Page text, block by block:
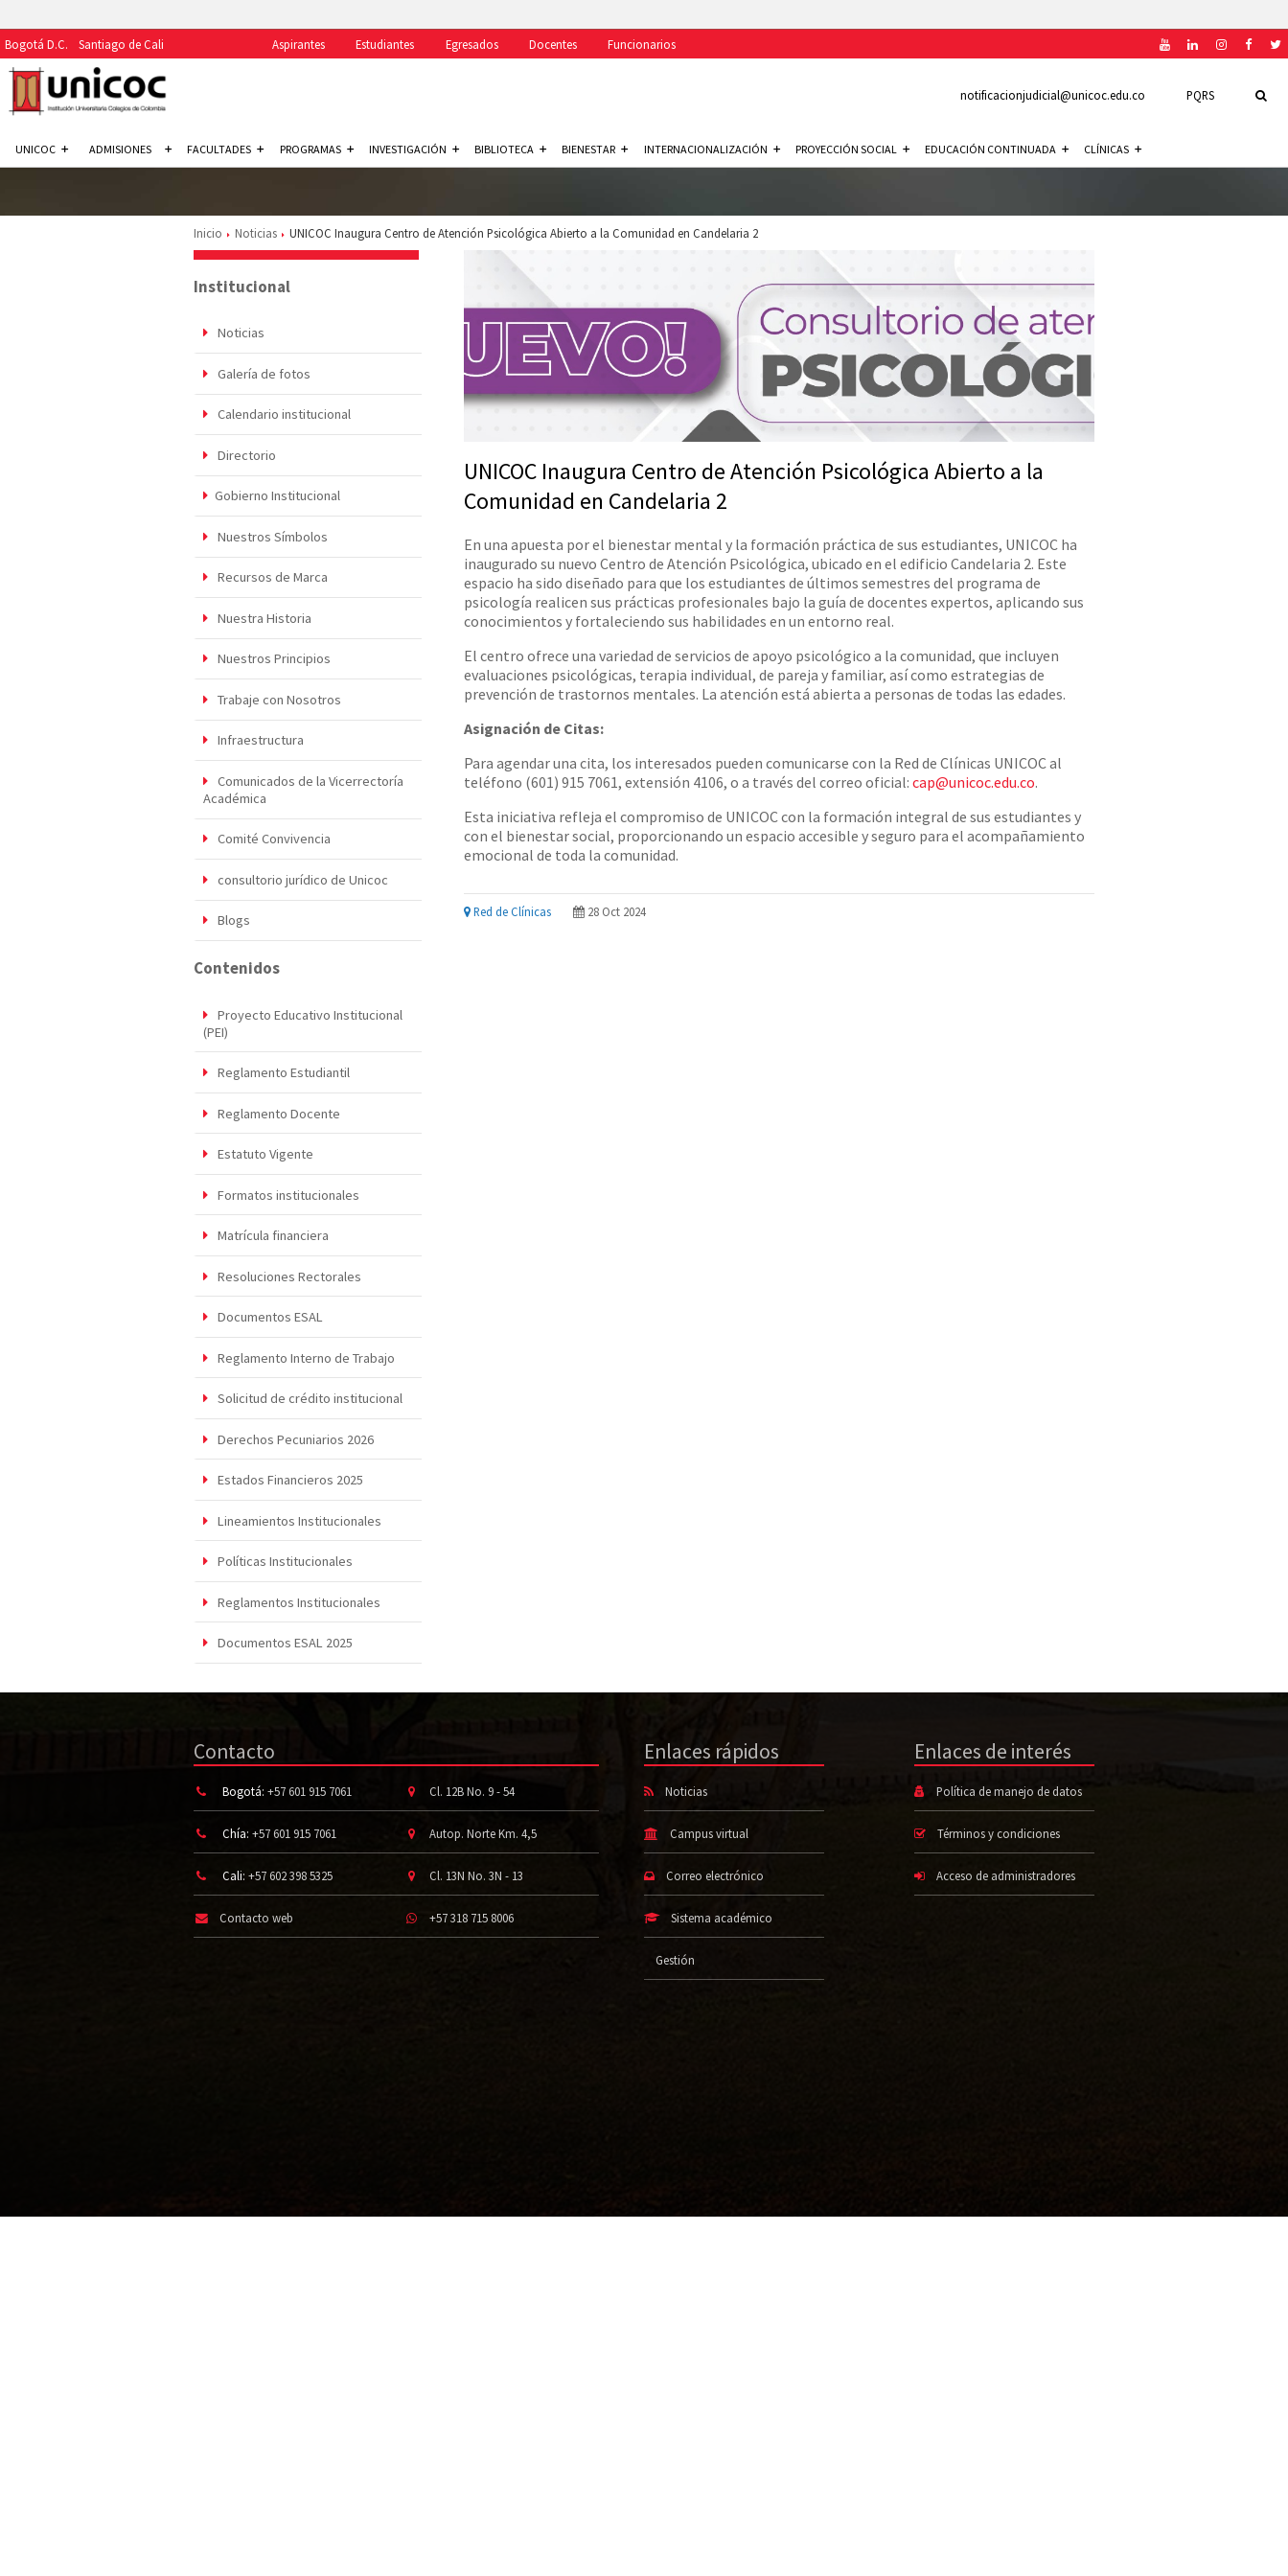
Bogotá D.C. Santiago de Cali Aspirantes Estudiantes Egresados Docentes Funcionarios
PQRS
notificacionjudicial@unicoc.edu.co
UNICOC ADMISIONES FACULTADES PROGRAMAS INVESTIGACIÓN BIBLIOTECA BIENESTAR INTERNACIONALIZACIÓN PROYECCIÓN SOCIAL EDUCACIÓN CONTINUADA CLÍNICAS
Inicio Noticias UNICOC Inaugura Centro de Atención Psicológica Abierto a la Comunidad en Candelaria 2
Institucional
Noticias
Galería de fotos
Calendario institucional
Directorio
Gobierno Institucional
Nuestros Símbolos
Recursos de Marca
Nuestra Historia
Nuestros Principios
Trabaje con Nosotros
Infraestructura
Comunicados de la Vicerrectoría
Académica
Comité Convivencia
consultorio jurídico de Unicoc
Blogs
Contenidos
Proyecto Educativo Institucional
(PEI)
Reglamento Estudiantil
Reglamento Docente
Estatuto Vigente
Formatos institucionales
Matrícula financiera
Resoluciones Rectorales
Documentos ESAL
Reglamento Interno de Trabajo
Solicitud de crédito institucional
Derechos Pecuniarios 2026
Estados Financieros 2025
Lineamientos Institucionales
Políticas Institucionales
Reglamentos Institucionales
Documentos ESAL 2025
UNICOC Inaugura Centro de Atención Psicológica Abierto a la
Comunidad en Candelaria 2
En una apuesta por el bienestar mental y la formación práctica de sus estudiantes, UNICOC ha
inaugurado su nuevo Centro de Atención Psicológica, ubicado en el edificio Candelaria 2. Este
espacio ha sido diseñado para que los estudiantes de últimos semestres del programa de
psicología realicen sus prácticas profesionales bajo la guía de docentes expertos, aplicando sus
conocimientos y fortaleciendo sus habilidades en un entorno real.
El centro ofrece una variedad de servicios de apoyo psicológico a la comunidad, que incluyen
evaluaciones psicológicas, terapia individual, de pareja y familiar, así como estrategias de
prevención de trastornos mentales. La atención está abierta a personas de todas las edades.
Asignación de Citas:
Para agendar una cita, los interesados pueden comunicarse con la Red de Clínicas UNICOC al
teléfono (601) 915 7061, extensión 4106, o a través del correo oficial: cap@unicoc.edu.co.
Esta iniciativa refleja el compromiso de UNICOC con la formación integral de sus estudiantes y
con el bienestar social, proporcionando un espacio accesible y seguro para el acompañamiento
emocional de toda la comunidad.
Red de Clínicas 28 Oct 2024
Contacto
Bogotá: +57 601 915 7061 Cl. 12B No. 9 - 54
Chía: +57 601 915 7061 Autop. Norte Km. 4,5
Cali: +57 602 398 5325 Cl. 13N No. 3N - 13
Contacto web +57 318 715 8006
Enlaces rápidos
Noticias
Campus virtual
Correo electrónico
Sistema académico
Gestión
Enlaces de interés
Política de manejo de datos
Términos y condiciones
Acceso de administradores